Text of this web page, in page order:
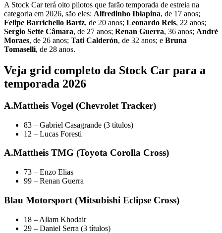
A Stock Car terá oito pilotos que farão temporada de estreia na
categoria em 2026, são eles: Alfredinho Ibiapina, de 17 anos;
Felipe Barrichello Bartz, de 20 anos; Leonardo Reis, 22 anos;
Sergio Sette Câmara, de 27 anos; Renan Guerra, 36 anos; André
Moraes, de 26 anos; Tati Calderón, de 32 anos; e Bruna
Tomaselli, de 28 anos.
Veja grid completo da Stock Car para a
temporada 2026
A.Mattheis Vogel (Chevrolet Tracker)
83 – Gabriel Casagrande (3 títulos)
12 – Lucas Foresti
A.Mattheis TMG (Toyota Corolla Cross)
73 – Enzo Elias
99 – Renan Guerra
Blau Motorsport (Mitsubishi Eclipse Cross)
18 – Allam Khodair
29 – Daniel Serra (3 títulos)